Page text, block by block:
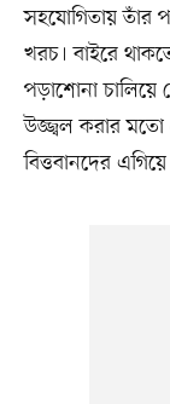
সহযোগিতায় তাঁর
খরচ। বাইরে
পড়াশোনা
উজ্জ্বল করার মতো
বিত্তবানদের